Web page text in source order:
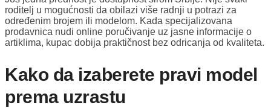
roditelj u mogućnosti da obilazi više radnji u potrazi za
određenim brojem ili modelom. Kada specijalizovana
prodavnica nudi online poručivanje uz jasne informacije o
artiklima, kupac dobija praktičnost bez odricanja od kvaliteta.
Kako da izaberete pravi model
prema uzrastu